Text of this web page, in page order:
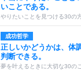
いことである。
やりたいことを見つける30の
成功哲学
正しいかどうかは、体
判断できる。
夢を叶えるときに大切な30の